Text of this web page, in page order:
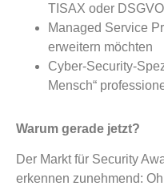
TISAX oder DSGVO
Managed Service
erweitern möchten
Cyber-Security-
Mensch“
Warum gerade jetzt?
Der Markt für Security
erkennen zunehmend: